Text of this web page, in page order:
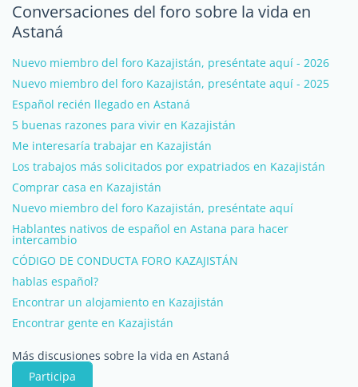
Conversaciones del foro sobre la vida en
Astaná
Nuevo miembro del foro Kazajistán, preséntate aquí - 2026
Nuevo miembro del foro Kazajistán, preséntate aquí - 2025
Español recién llegado en Astaná
5 buenas razones para vivir en Kazajistán
Me interesaría trabajar en Kazajistán
Los trabajos más solicitados por expatriados en Kazajistán
Comprar casa en Kazajistán
Nuevo miembro del foro Kazajistán, preséntate aquí
Hablantes nativos de español en Astana para hacer
intercambio
CÓDIGO DE CONDUCTA FORO KAZAJISTÁN
hablas español?
Encontrar un alojamiento en Kazajistán
Encontrar gente en Kazajistán
Más discusiones sobre la vida en Astaná
Participa